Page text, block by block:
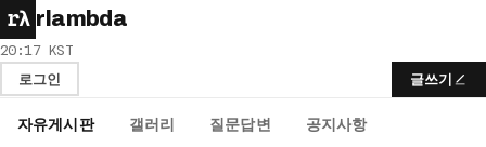
rλ rlambda
20:17 KST
로그인
글쓰기
자유게시판 갤러리 질문답변 공지사항